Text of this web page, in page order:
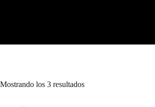
Mostrando los 3 resultados